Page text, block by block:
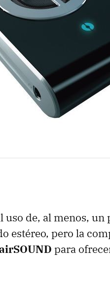
de, al menos, un
estéreo, pero la
para